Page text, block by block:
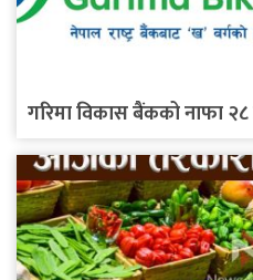
गरिमा विकास बैंकको नाफा २८